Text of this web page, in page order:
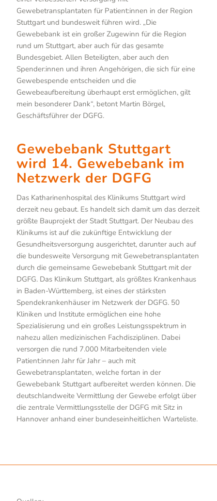
Gewebetransplantaten für Patient:innen in der Region
Stuttgart und bundesweit führen wird. „Die
Gewebebank ist ein großer Zugewinn für die Region
rund um Stuttgart, aber auch für das gesamte
Bundesgebiet. Allen Beteiligten, aber auch den
Spender:innen und ihren Angehörigen, die sich für eine
Gewebespende entscheiden und die
Gewebeaufbereitung überhaupt erst ermöglichen, gilt
mein besonderer Dank“, betont Martin Börgel,
Geschäftsführer der DGFG.
Gewebebank Stuttgart
wird 14. Gewebebank im
Netzwerk der DGFG
Das Katharinenhospital des Klinikums Stuttgart wird
derzeit neu gebaut. Es handelt sich damit um das derzeit
größte Bauprojekt der Stadt Stuttgart. Der Neubau des
Klinikums ist auf die zukünftige Entwicklung der
Gesundheitsversorgung ausgerichtet, darunter auch auf
die bundesweite Versorgung mit Gewebetransplantaten
durch die gemeinsame Gewebebank Stuttgart mit der
DGFG. Das Klinikum Stuttgart, als größtes Krankenhaus
in Baden-Württemberg, ist eines der stärksten
Spendekrankenhäuser im Netzwerk der DGFG. 50
Kliniken und Institute ermöglichen eine hohe
Spezialisierung und ein großes Leistungsspektrum in
nahezu allen medizinischen Fachdisziplinen. Dabei
versorgen die rund 7.000 Mitarbeitenden viele
Patient:innen Jahr für Jahr – auch mit
Gewebetransplantaten, welche fortan in der
Gewebebank Stuttgart aufbereitet werden können. Die
deutschlandweite Vermittlung der Gewebe erfolgt über
die zentrale Vermittlungsstelle der DGFG mit Sitz in
Hannover anhand einer bundeseinheitlichen Warteliste.